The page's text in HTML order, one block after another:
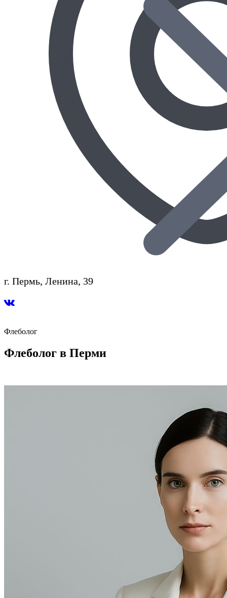
г. Пермь, Ленина, 39
Флеболог
Флеболог в Перми